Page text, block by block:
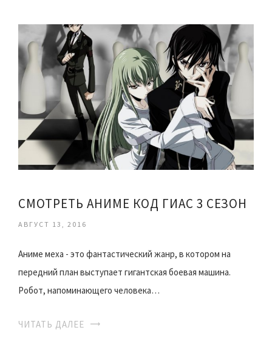
СМОТРЕТЬ АНИМЕ КОД ГИАС 3 СЕЗОН
АВГУСТ 13, 2016
Аниме меха - это фантастический жанр, в котором на
передний план выступает гигантская боевая машина.
Робот, напоминающего человека…
ЧИТАТЬ ДАЛЕЕ